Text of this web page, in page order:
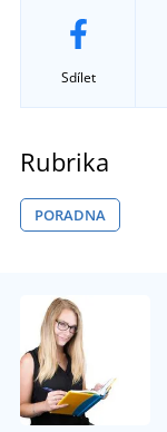
Sdílet
Rubrika
PORADNA